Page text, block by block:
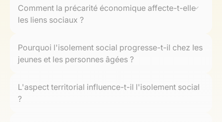
Comment la précarité économique affecte-t-elle
les liens sociaux ?
collectives, creuse la distance entre les individus et
contribue à l'affaiblissement du lien social
précaires ou de petits boulots diminuent le temps et les
moyens disponibles pour entretenir des relations
Pourquoi l'isolement social progresse-t-il chez les
jeunes et les personnes âgées ?
de la mobilité géographique (études, recherche
d'emploi) et chez les aînés suite au départ ou au décès
L'aspect territorial influence-t-il l'isolement social
?